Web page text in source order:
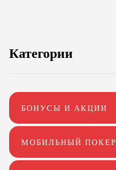
Категории
БОНУСЫ И АКЦИИ
МОБИЛЬНЫЙ ПОКЕР